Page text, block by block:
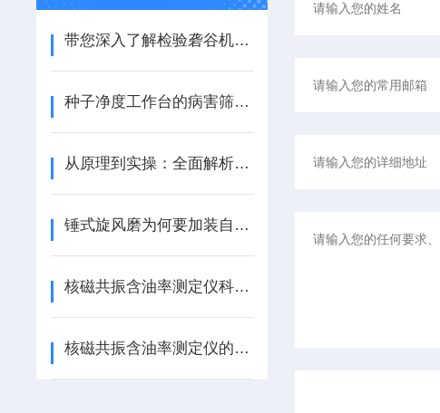
带您深入了解检验砻谷机各组成部件的功能特点
种子净度工作台的病害筛查与成分分析
从原理到实操：全面解析种子净度工作台
锤式旋风磨为何要加装自动喂料器？
核磁共振含油率测定仪科学规范的定期维护方法分享
核磁共振含油率测定仪的常见问题相应解决方法分享